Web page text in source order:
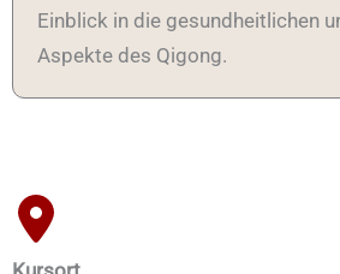
Einblick in die gesundheitlichen
Aspekte des Qigong.